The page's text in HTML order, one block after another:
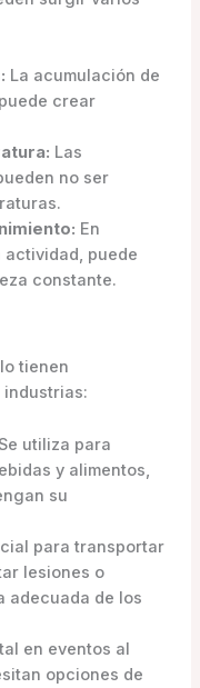
La acumulación de
crear
Las
no ser
En
puede
constante.
tienen
utiliza para
y alimentos,
su
para transportar
lesiones o
adecuada de los
en eventos al
opciones de